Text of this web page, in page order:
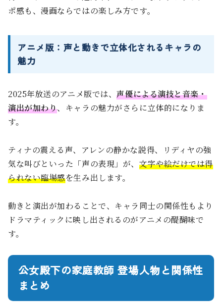
ポ感も、漫画ならではの楽しみ方です。
アニメ版：声と動きで立体化されるキャラの
魅力
2025年放送のアニメ版では、声優による演技と音楽・
演出が加わり、キャラの魅力がさらに立体的になりま
す。
ティナの震える声、アレンの静かな説得、リディヤの強
気な叫びといった「声の表現」が、 文字や絵だけでは得
られない臨場感を生み出します。
動きと演出が加わることで、キャラ同士の関係性もより
ドラマティックに映し出されるのがアニメの醍醐味で
す。
公女殿下の家庭教師 登場人物と関係性
まとめ